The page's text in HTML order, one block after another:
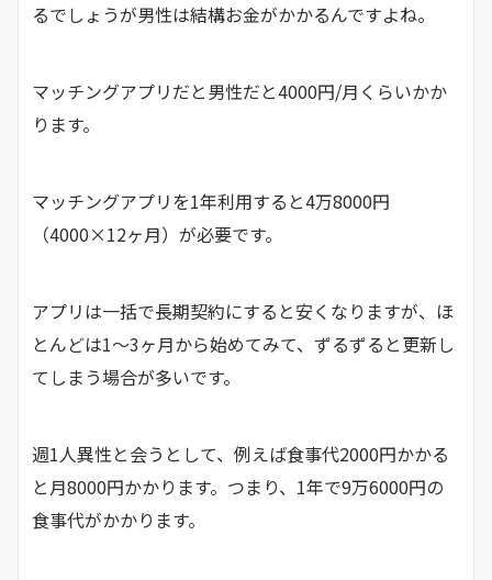
るでしょうが男性は結構お金がかかるんですよね。
マッチングアプリだと男性だと4000円/月くらいかか
ります。
マッチングアプリを1年利用すると4万8000円
（4000×12ヶ月）が必要です。
アプリは一括で長期契約にすると安くなりますが、ほ
とんどは1〜3ヶ月から始めてみて、ずるずると更新し
てしまう場合が多いです。
週1人異性と会うとして、例えば食事代2000円かかる
と月8000円かかります。つまり、1年で9万6000円の
食事代がかかります。